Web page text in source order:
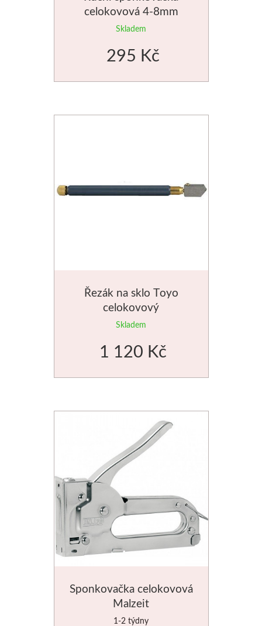
celokovová 4-8mm
Skladem
295 Kč
Řezák na sklo Toyo
celokovový
Skladem
1 120 Kč
Sponkovačka celokovová
Malzeit
1-2 týdny